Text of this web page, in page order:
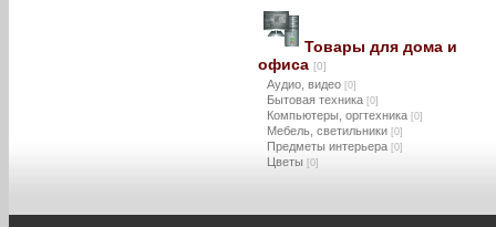
Товары для дома и
офиса [0]
Аудио, видео [0]
Бытовая техника [0]
Компьютеры, оргтехника [0]
Мебель, светильники [0]
Предметы интерьера [0]
Цветы [0]